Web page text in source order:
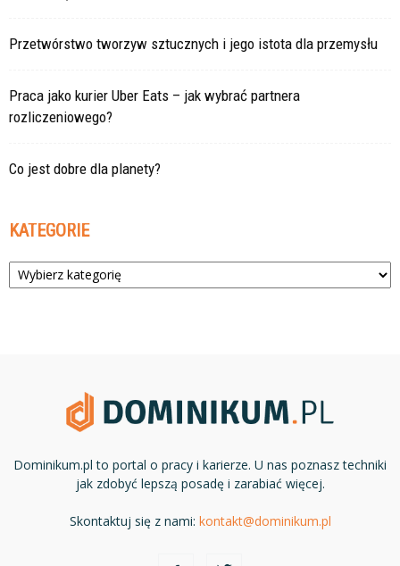
Przetwórstwo tworzyw sztucznych i jego istota dla przemysłu
Praca jako kurier Uber Eats – jak wybrać partnera
rozliczeniowego?
Co jest dobre dla planety?
KATEGORIE
Kategorie
Dominikum.pl to portal o pracy i karierze. U nas poznasz techniki
jak zdobyć lepszą posadę i zarabiać więcej.
Skontaktuj się z nami: kontakt@dominikum.pl